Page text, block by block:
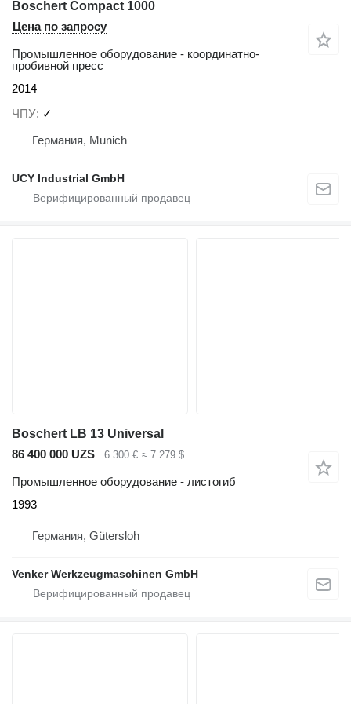
Boschert Compact 1000
Цена по запросу
Промышленное оборудование - координатно-
пробивной пресс
2014
ЧПУ ✓
Германия, Munich
UCY Industrial GmbH
Boschert LB 13 Universal
86 400 000 UZS
6 300 € ≈ 7 279 $
Промышленное оборудование - листогиб
1993
Германия, Gütersloh
Venker Werkzeugmaschinen GmbH